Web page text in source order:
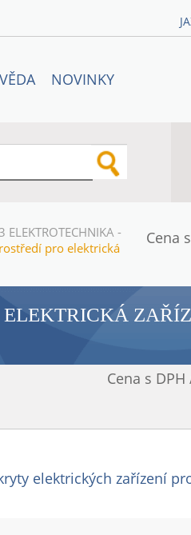
NOVINKY
Cena
ELEKTROTECHNIKA -
pro elektrická
ELEKTRICKÁ
Cena s
elektrických zařízení